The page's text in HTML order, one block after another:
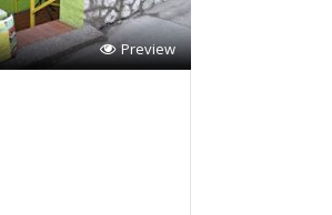
Preview